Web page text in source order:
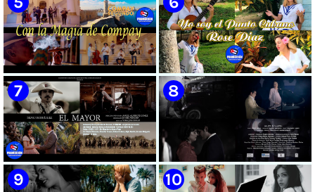
cubana || Videoclip || CUBA
🟡 María Montenegro -
¨Confía¨ 📺 Videoclip. CUBA
🟡 Riger DLC || ¨LCA ( La
Expansión )¨ || Director: Dani
A.R || Música cubana || Videoclip
|| CUBA
🟡 Grupo Compay Segundo ||
¨Con La Magia de Compay¨ ||
Música popular tradicional
cubana || Videoclip || CUBA
🟡 Rose Díaz || ¨Yo soy el Punto
Cubano¨ (Autores: Celina
González y Reutilio
Domínguez) || Director:
Yuliades Mariño Cabello ||